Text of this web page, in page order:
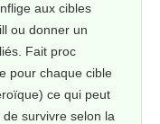
aux cibles
ou donner un
Fait proc
pour chaque cible
ce qui peut
survivre selon la